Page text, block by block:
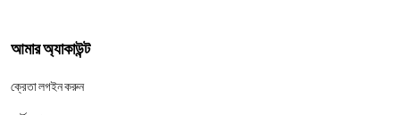
আমার অ্যাকাউন্ট
ক্রেতা লগইন করুন